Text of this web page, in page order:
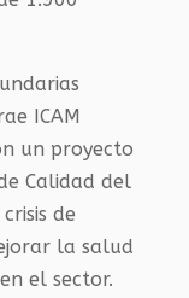
ICAM
un proyecto
Calidad del
de
la salud
el sector.